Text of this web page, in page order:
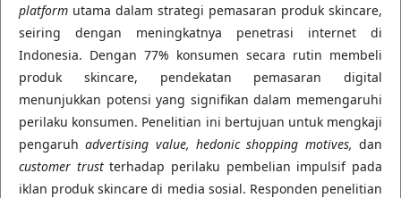
platform utama dalam strategi pemasaran produk skincare,
seiring dengan meningkatnya penetrasi internet di
Indonesia. Dengan 77% konsumen secara rutin membeli
produk skincare, pendekatan pemasaran digital
menunjukkan potensi yang signifikan dalam memengaruhi
perilaku konsumen. Penelitian ini bertujuan untuk mengkaji
pengaruhadvertising value, hedonic shopping motives, dan
customer trustterhadap perilaku pembelian impulsif pada
iklan produk skincare di media sosial. Responden penelitian